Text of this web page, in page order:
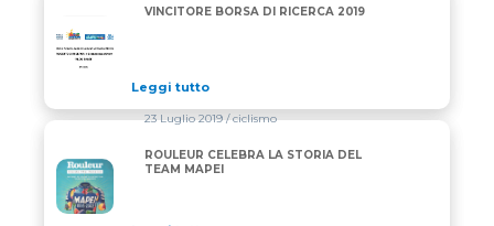
VINCITORE BORSA DI RICERCA 2019
VINCITORE BORSA DI RICERCA 2019
Leggi tutto
ROULEUR CELEBRA LA STORIA DEL TEAM MAPEI
23 Luglio 2019/ ciclismo
ROULEUR CELEBRA LA STORIA DEL
TEAM MAPEI